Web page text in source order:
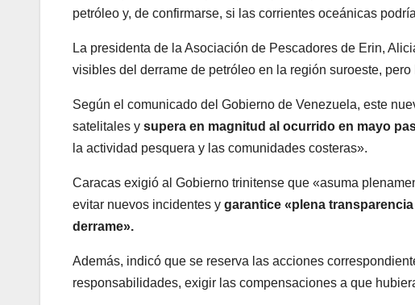
petróleo y, de confirmarse, si las corrientes oceánicas
La presidenta de la Asociación de Pescadores de Erin,
visibles del derrame de petróleo en la región suroeste,
Según el comunicado del Gobierno de Venezuela, este
satelitales y supera en magnitud al ocurrido en mayo
la actividad pesquera y las comunidades costeras».
Caracas exigió al Gobierno trinitense que «asuma
evitar nuevos incidentes y garantice «plena
derrame».
Además, indicó que se reserva las acciones
responsabilidades, exigir las compensaciones a que